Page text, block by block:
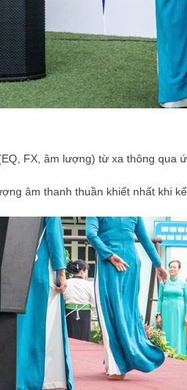
FX, âm lượng) từ xa thông qua
âm thanh thuần khiết nhất khi